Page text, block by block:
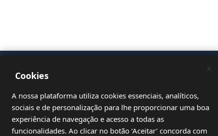
Cookies
A nossa plataforma utiliza cookies essenciais, analíticos,
sociais e de personalização para lhe proporcionar uma boa
experiência de navegação e acesso a todas as
funcionalidades. Ao clicar no botão ‘Aceitar’ concorda com
x